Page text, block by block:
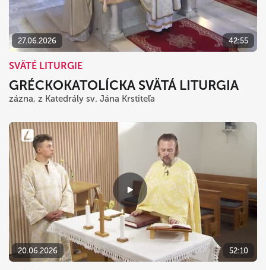
27.06.2026 42:55
SVÄTÉ LITURGIE
GRÉCKOKATOLÍCKA SVÄTÁ LITURGIA
zázna, z Katedrály sv. Jána Krstiteľa
20.06.2026 52:10